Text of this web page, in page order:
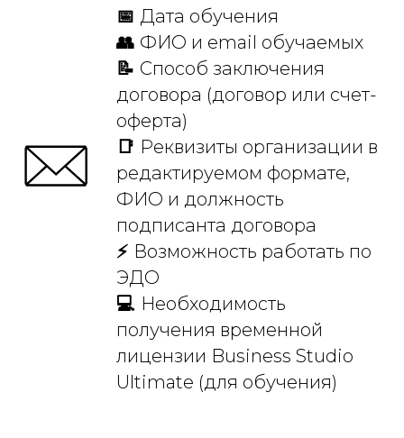
📅 Дата обучения
👥 ФИО и email обучаемых
📝 Способ заключения
договора (договор или счет-
оферта)
📑 Реквизиты организации в
редактируемом формате,
ФИО и должность
подписанта договора
⚡ Возможность работать по
ЭДО
💻 Необходимость
получения временной
лицензии Business Studio
Ultimate (для обучения)